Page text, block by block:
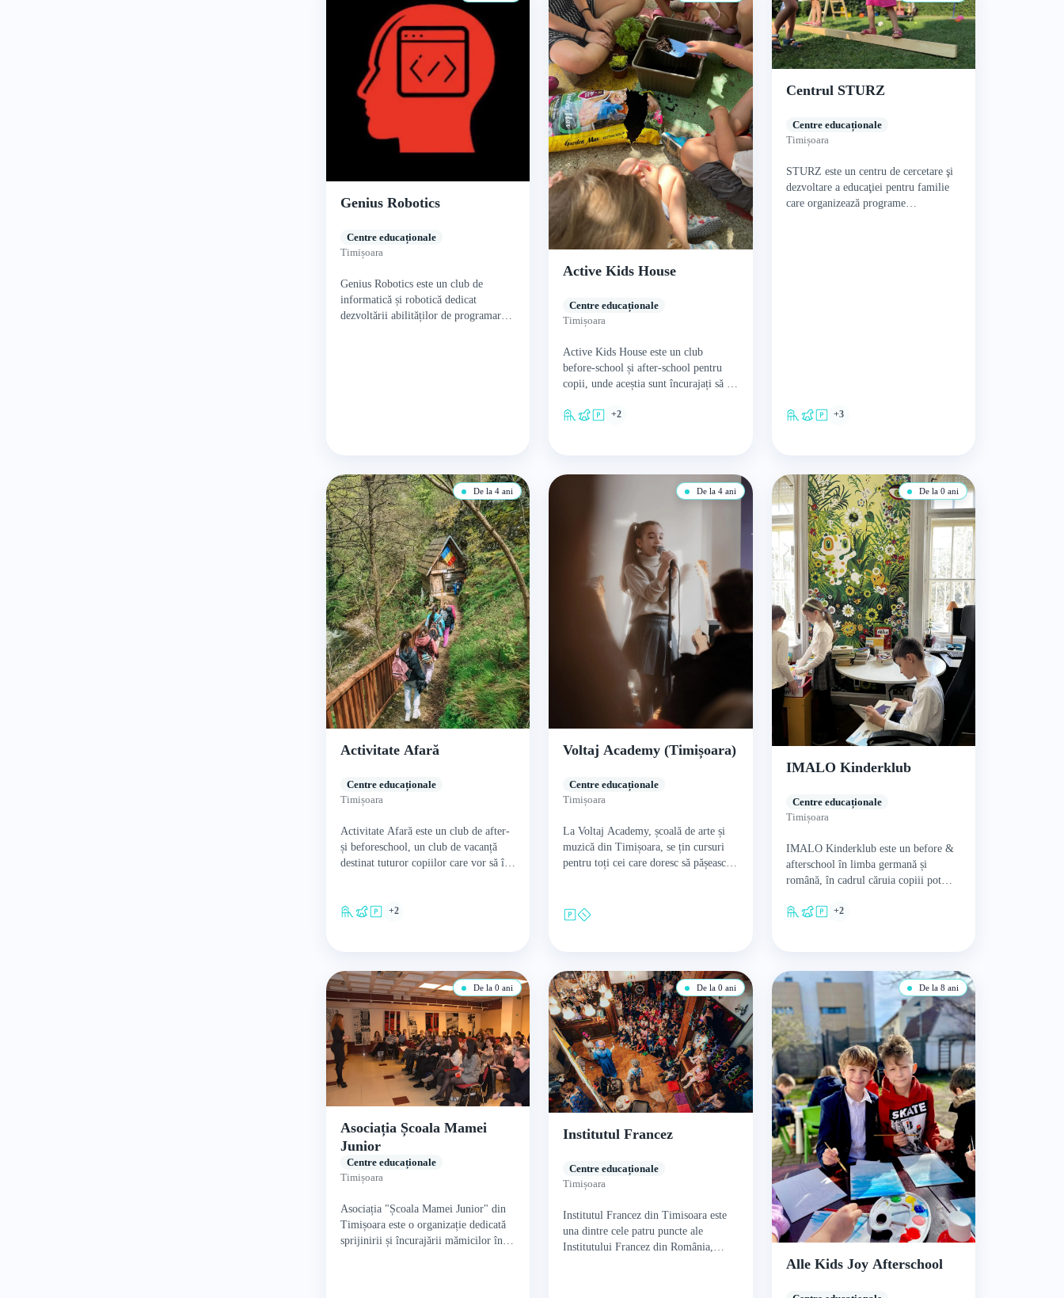
Genius Robotics
Centre educaționale
Timișoara
Genius Robotics este un club de
informatică și robotică dedicat
dezvoltării abilităților de programare
Active Kids House
Centre educaționale
Timișoara
Active Kids House este un club
before-school și after-school pentru
copii, unde aceștia sunt încurajați să se
prin joacă.…
+2
Centrul STURZ
Centre educaționale
Timișoara
STURZ este un centru de cercetare şi
dezvoltare a educaţiei pentru familie
care organizează programe
+3
De la 4 ani
Activitate Afară
Centre educaționale
Timișoara
Activitate Afară este un club de after-
și beforeschool, un club de vacanță
destinat tuturor copiilor care vor să își
+2
De la 4 ani
Voltaj Academy (Timișoara)
Centre educaționale
Timișoara
La Voltaj Academy, școală de arte și
muzică din Timișoara, se țin cursuri
pentru toți cei care doresc să pășească
De la 0 ani
IMALO Kinderklub
Centre educaționale
Timișoara
IMALO Kinderklub este un before &
afterschool în limba germană și
română, în cadrul căruia copiii pot
ateliere, cum ar…
+2
De la 0 ani
Asociația Școala Mamei
Junior
Centre educaționale
Timișoara
Asociația "Școala Mamei Junior" din
Timișoara este o organizație dedicată
sprijinirii și încurajării mămicilor în
De la 0 ani
Institutul Francez
Centre educaționale
Timișoara
Institutul Francez din Timisoara este
una dintre cele patru puncte ale
Institutului Francez din România,
De la 8 ani
Alle Kids Joy Afterschool